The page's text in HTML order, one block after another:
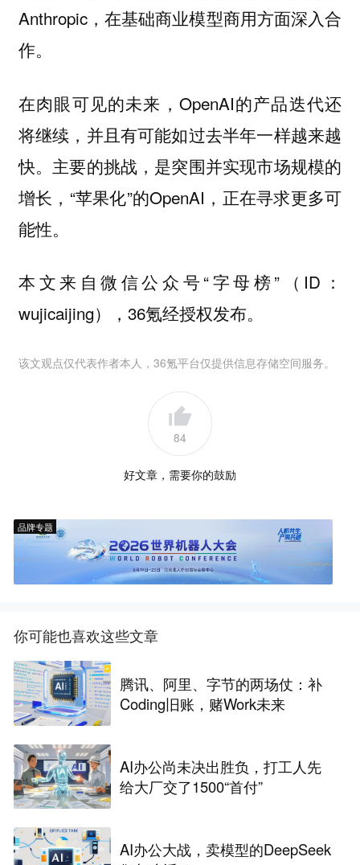
Anthropic，在基础商业模型商用方面深入合
作。
在肉眼可见的未来，OpenAI的产品迭代还
将继续，并且有可能如过去半年一样越来越
快。主要的挑战，是突围并实现市场规模的
增长，“苹果化”的OpenAI，正在寻求更多可
能性。
本文来自微信公众号“字母榜”（ID：
wujicaijing），36氪经授权发布。
该文观点仅代表作者本人，36氪平台仅提供信息存储空间服务。
84
好文章，需要你的鼓励
品牌专题
你可能也喜欢这些文章
腾讯、阿里、字节的两场仗：补
Coding旧账，赌Work未来
AI办公尚未决出胜负，打工人先
给大厂交了1500“首付”
AI办公大战，卖模型的DeepSeek